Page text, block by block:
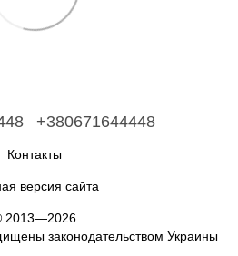
+380671644448
Контакты
версия сайта
2013—2026
законодательством Украины